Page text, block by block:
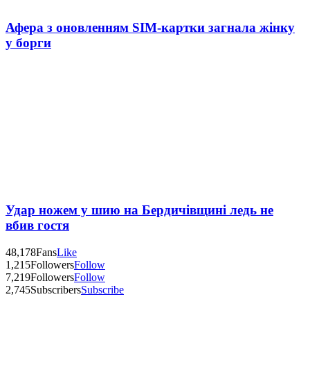
Афера з оновленням SIM-картки загнала жінку
у борги
Удар ножем у шию на Бердичівщині ледь не
вбив гостя
48,178FansLike
1,215FollowersFollow
7,219FollowersFollow
2,745SubscribersSubscribe